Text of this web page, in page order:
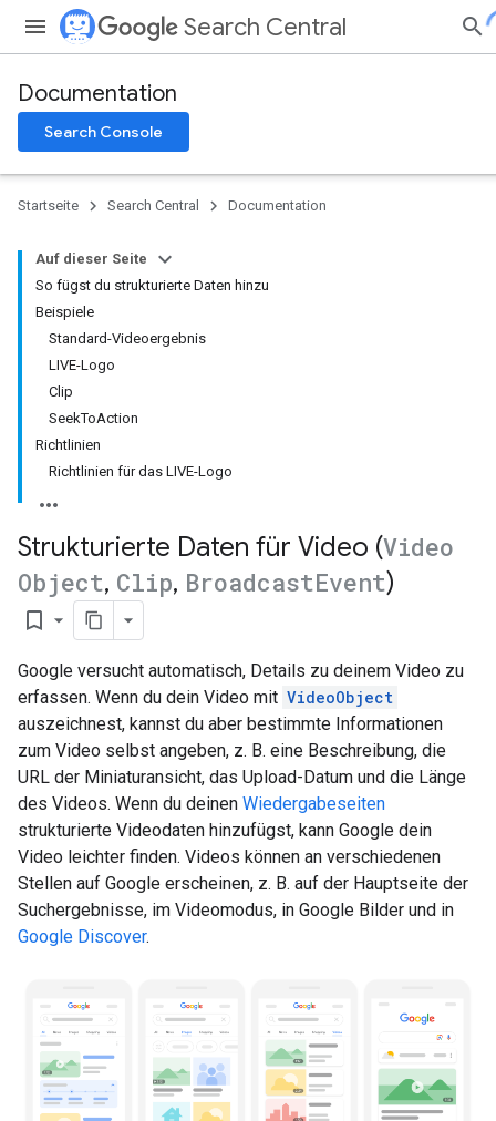
Search Central
Documentation
Search Console
Startseite Search Central Documentation
Auf dieser Seite
So fügst du strukturierte Daten hinzu
Beispiele
Standard-Videoergebnis
LIVE-Logo
Clip
SeekToAction
Richtlinien
Richtlinien für das LIVE-Logo
Strukturierte Daten für Video (Video
Object, Clip, BroadcastEvent)
bookmark_border
Google versucht automatisch, Details zu deinem Video zu
erfassen. Wenn du dein Video mit VideoObject
auszeichnest, kannst du aber bestimmte Informationen
zum Video selbst angeben, z. B. eine Beschreibung, die
URL der Miniaturansicht, das Upload-Datum und die Länge
des Videos. Wenn du deinen Wiedergabeseiten
strukturierte Videodaten hinzufügst, kann Google dein
Video leichter finden. Videos können an verschiedenen
Stellen auf Google erscheinen, z. B. auf der Hauptseite der
Suchergebnisse, im Videomodus, in Google Bilder und in
Google Discover.